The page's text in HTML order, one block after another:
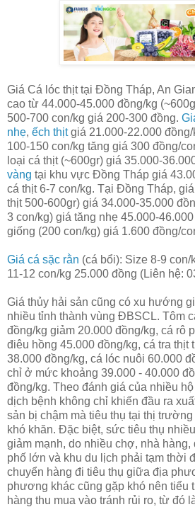
Giá Cá lóc thịt tại Đồng Tháp, An
cao từ 44.000-45.000 đồng/kg
500-700 con/kg giá 200-300 đồng.
nhẹ, ếch thịtgiá 21.000-22.000
100-150 con/kg tăng giá 300 đồng/
loại cá thịt (~600gr) giá 35.000-
vàng tại khu vực Đồng Tháp giá
cá thịt 6-7 con/kg. Tại Đồng Tháp,
thịt 500-600gr) giá 34.000-35.000
3 con/kg) giá tăng nhẹ 45.000-
giống (200 con/kg) giá 1.600 đồng/
Giá cá sặc rằn (cá bổi): Size 8-9
11-12 con/kg 25.000 đồng (Liên hệ:
Giá thủy hải sản cũng có xu hướng
nhiều tỉnh thành vùng ĐBSCL. Tôm
đồng/kg giảm 20.000 đồng/kg, cá rô
điêu hồng 45.000 đồng/kg, cá tra thịt
38.000 đồng/kg, cá lóc nuôi 60.000
chỉ ở mức khoảng 39.000 - 40.000
đồng/kg. Theo đánh giá của nhiều
dịch bệnh không chỉ khiến đầu ra
sản bị chậm mà tiêu thụ tại thị
khó khăn. Ðặc biệt, sức tiêu thụ
giảm mạnh, do nhiều chợ, nhà hàng,
phố lớn và khu du lịch phải tạm thời
chuyển hàng đi tiêu thụ giữa địa
phương khác cũng gặp khó nên
hàng thu mua vào tránh rủi ro, từ đó